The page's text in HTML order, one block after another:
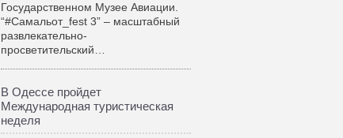
Государственном Музее Авиации.
“#Самальот_fest 3” – масштабный
развлекательно-
просветительский…
В Одессе пройдет
Международная туристическая
неделя